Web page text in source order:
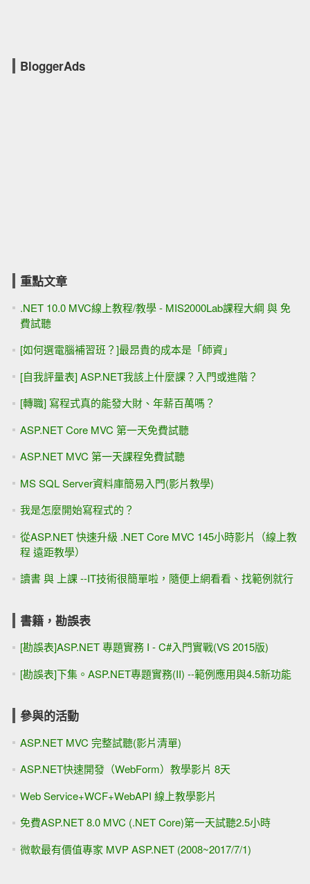
BloggerAds
重點文章
.NET 10.0 MVC線上教程/教學 - MIS2000Lab課程大綱 與 免
費試聽
[如何選電腦補習班？]最昂貴的成本是「師資」
[自我評量表] ASP.NET我該上什麼課？入門或進階？
[轉職] 寫程式真的能發大財、年薪百萬嗎？
ASP.NET Core MVC 第一天免費試聽
ASP.NET MVC 第一天課程免費試聽
MS SQL Server資料庫簡易入門(影片教學)
我是怎麼開始寫程式的？
從ASP.NET 快速升級 .NET Core MVC 145小時影片（線上教
程 遠距教學）
讀書 與 上課 --IT技術很簡單啦，隨便上網看看、找範例就行
書籍，勘誤表
[勘誤表]ASP.NET 專題實務 I - C#入門實戰(VS 2015版)
[勘誤表]下集。ASP.NET專題實務(II) --範例應用與4.5新功能
參與的活動
ASP.NET MVC 完整試聽(影片清單)
ASP.NET快速開發（WebForm）教學影片 8天
Web Service+WCF+WebAPI 線上教學影片
免費ASP.NET 8.0 MVC (.NET Core)第一天試聽2.5小時
微軟最有價值專家 MVP ASP.NET (2008~2017/7/1)